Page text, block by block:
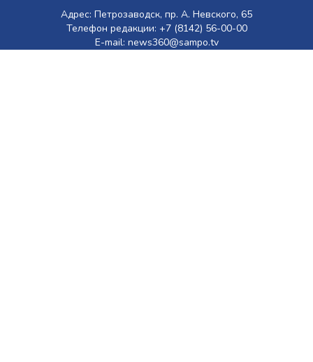
Адрес: Петрозаводск, пр. А. Невского, 65
Телефон редакции: +7 (8142) 56-00-00
E-mail: news360@sampo.tv